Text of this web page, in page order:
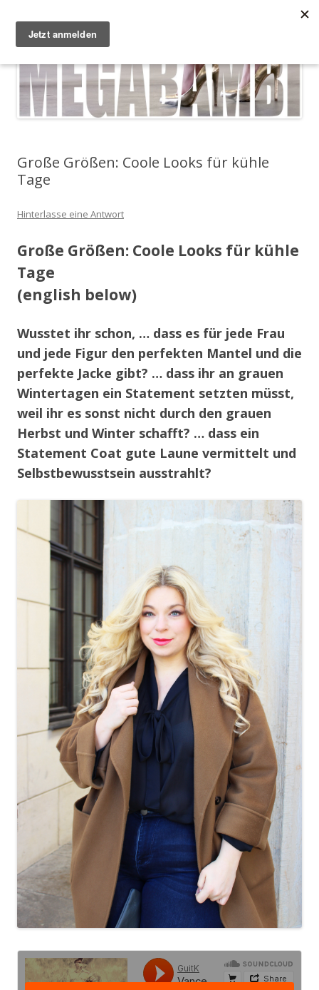
Megabambi
Große Größen: Coole Looks für kühle
Tage
Hinterlasse eine Antwort
Große Größen: Coole Looks für kühle
Tage
(english below)
Wusstet ihr schon, … dass es für jede Frau
und jede Figur den perfekten Mantel und die
perfekte Jacke gibt? … dass ihr an grauen
Wintertagen ein Statement setzten müsst,
weil ihr es sonst nicht durch den grauen
Herbst und Winter schafft? … dass ein
Statement Coat gute Laune vermittelt und
Selbstbewusstsein ausstrahlt?